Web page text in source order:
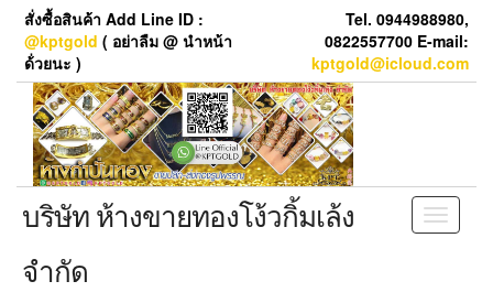
Skip
content
สั่งซื้อสินค้า Add Line ID :
@kptgold ( อย่าลืม @ นำหน้า
ด้่วยนะ )
Tel. 0944988980,
0822557700 E-mail:
kptgold@icloud.com
Toggle
บริษัท ห้างขายทองโง้วกิ้มเล้ง
จำกัด